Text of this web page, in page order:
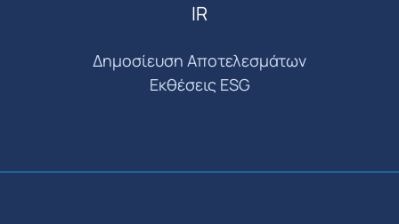
IR
Δημοσίευση Αποτελεσμάτων
Εκθέσεις ESG